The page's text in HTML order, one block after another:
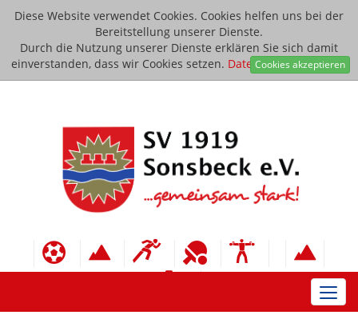
Diese Website verwendet Cookies. Cookies helfen uns bei der
Bereitstellung unserer Dienste.
Durch die Nutzung unserer Dienste erklären Sie sich damit
einverstanden, dass wir Cookies setzen. Datenschutzerklärung
Cookies akzeptieren